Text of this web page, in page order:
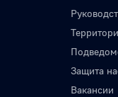
Защита
Вакансии